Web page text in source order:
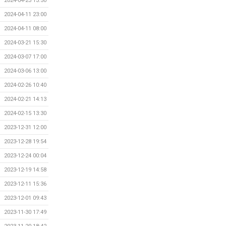
2024-04-11 23:00
2024-04-11 08:00
2024-03-21 15:30
2024-03-07 17:00
2024-03-06 13:00
2024-02-26 10:40
2024-02-21 14:13
2024-02-15 13:30
2023-12-31 12:00
2023-12-28 19:54
2023-12-24 00:04
2023-12-19 14:58
2023-12-11 15:36
2023-12-01 09:43
2023-11-30 17:49